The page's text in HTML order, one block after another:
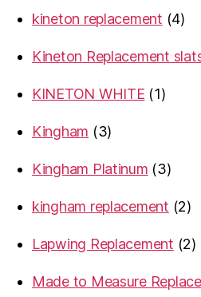
kineton replacement
44
Kineton Replacement
KINETON WHITE
11
Kingham
33
Kingham Platinum
33
kingham replacement
22
Lapwing Replacement
22
Made to Measure